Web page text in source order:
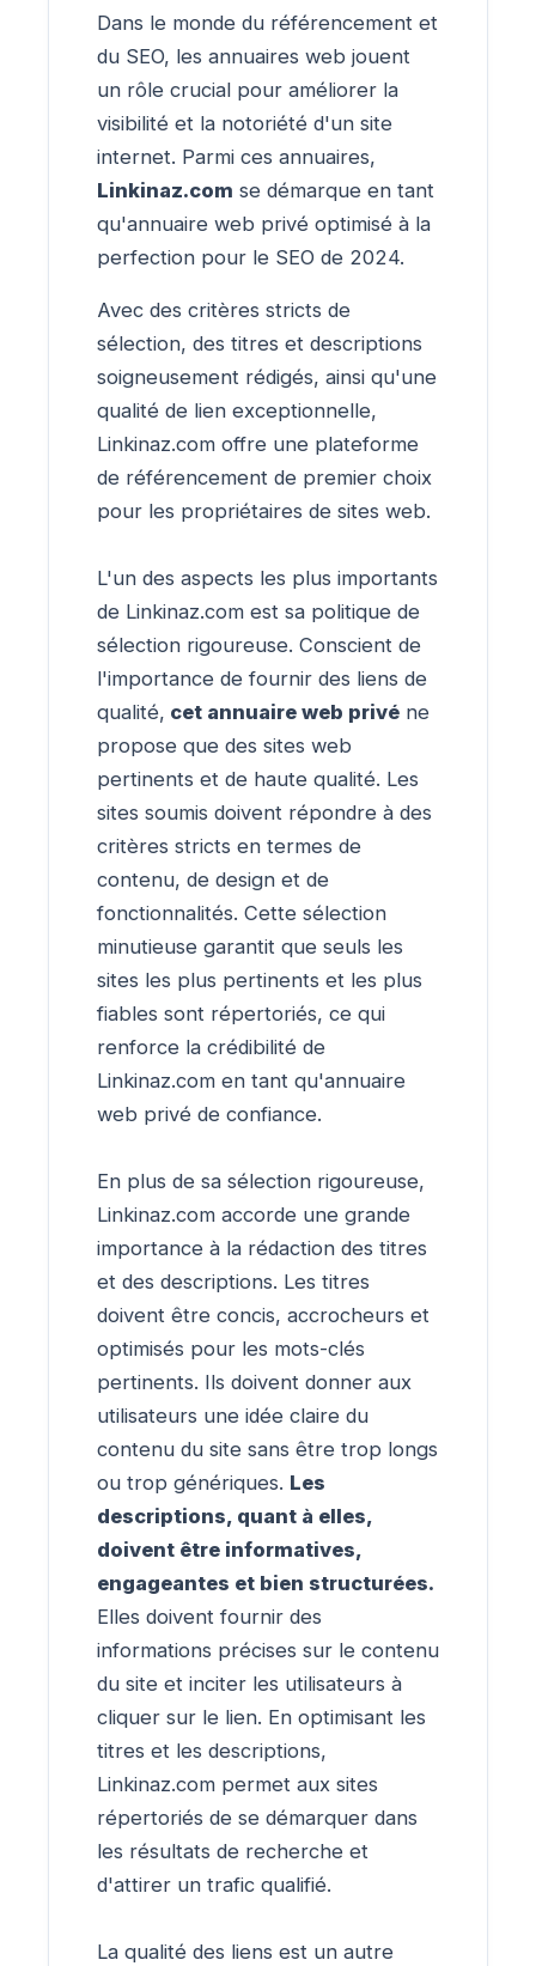
Dans le monde du référencement et
du SEO, les annuaires web jouent
un rôle crucial pour améliorer la
visibilité et la notoriété d'un site
internet. Parmi ces annuaires,
Linkinaz.com se démarque en tant
qu'annuaire web privé optimisé à la
perfection pour le SEO de 2024.
Avec des critères stricts de
sélection, des titres et descriptions
soigneusement rédigés, ainsi qu'une
qualité de lien exceptionnelle,
Linkinaz.com offre une plateforme
de référencement de premier choix
pour les propriétaires de sites web.
L'un des aspects les plus importants
de Linkinaz.com est sa politique de
sélection rigoureuse. Conscient de
l'importance de fournir des liens de
qualité, cet annuaire web privé ne
propose que des sites web
pertinents et de haute qualité. Les
sites soumis doivent répondre à des
critères stricts en termes de
contenu, de design et de
fonctionnalités. Cette sélection
minutieuse garantit que seuls les
sites les plus pertinents et les plus
fiables sont répertoriés, ce qui
renforce la crédibilité de
Linkinaz.com en tant qu'annuaire
web privé de confiance.
En plus de sa sélection rigoureuse,
Linkinaz.com accorde une grande
importance à la rédaction des titres
et des descriptions. Les titres
doivent être concis, accrocheurs et
optimisés pour les mots-clés
pertinents. Ils doivent donner aux
utilisateurs une idée claire du
contenu du site sans être trop longs
ou trop génériques. Les
descriptions, quant à elles,
doivent être informatives,
engageantes et bien structurées.
Elles doivent fournir des
informations précises sur le contenu
du site et inciter les utilisateurs à
cliquer sur le lien. En optimisant les
titres et les descriptions,
Linkinaz.com permet aux sites
répertoriés de se démarquer dans
les résultats de recherche et
d'attirer un trafic qualifié.
La qualité des liens est un autre